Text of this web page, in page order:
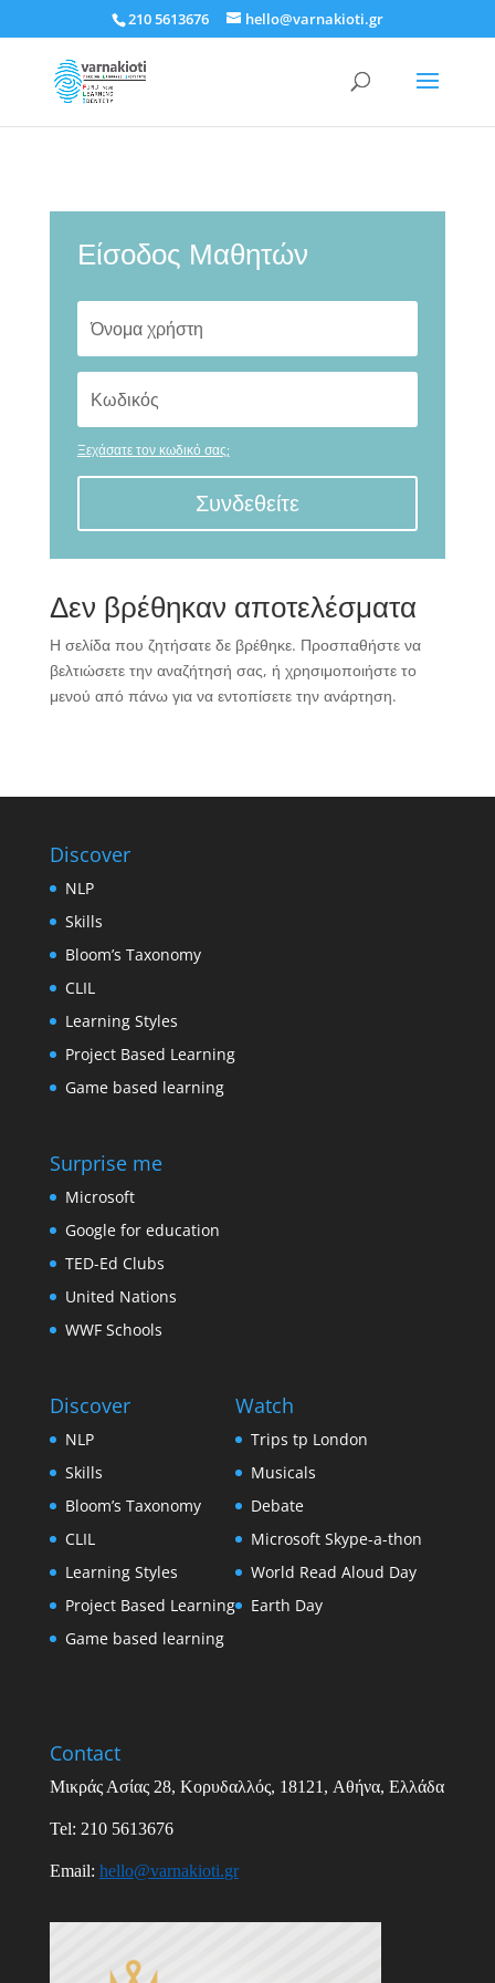
210 5613676 hello@varnakioti.gr
Είσοδος Μαθητών
Ξεχάσατε τον κωδικό σας;
Συνδεθείτε
Δεν βρέθηκαν αποτελέσματα
Η σελίδα που ζητήσατε δε βρέθηκε. Προσπαθήστε να
βελτιώσετε την αναζήτησή σας, ή χρησιμοποιήστε το
μενού από πάνω για να εντοπίσετε την ανάρτηση.
Discover
NLP
Skills
Bloom’s Taxonomy
CLIL
Learning Styles
Project Based Learning
Game based learning
Surprise me
Microsoft
Google for education
TED-Ed Clubs
United Nations
WWF Schools
Discover
NLP
Skills
Bloom’s Taxonomy
CLIL
Learning Styles
Project Based Learning
Game based learning
Watch
Trips tp London
Musicals
Debate
Microsoft Skype-a-thon
World Read Aloud Day
Earth Day
Contact
Μικράς Ασίας28, Κορυδαλλός, 18121, Αθήνα, Ελλάδα
Tel: 210 5613676
Email: hello@varnakioti.gr